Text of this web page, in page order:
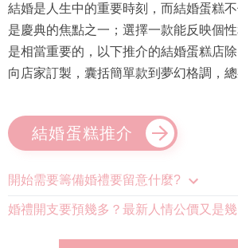
結婚是人生中的重要時刻，而結婚蛋糕
是慶典的焦點之一；選擇一款能反映個
是相當重要的，以下推介的結婚蛋糕店
向店家訂製，囊括簡單款到夢幻格調，總
結婚蛋糕推介
開始需要籌備婚禮要留意什麼?
婚禮開支要預幾多？最新人情公價又是